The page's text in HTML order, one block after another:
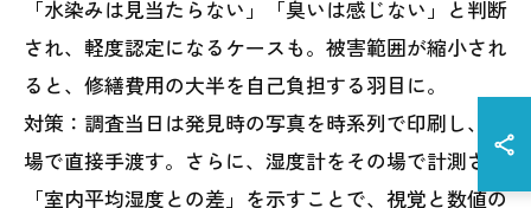
「水染みは見当たらない」「臭いは感じない」と判断
され、軽度認定になるケースも。被害範囲が縮小され
ると、修繕費用の大半を自己負担する羽目に。
対策：調査当日は発見時の写真を時系列で印刷し、現
場で直接手渡す。さらに、湿度計をその場で計測させ
「室内平均湿度との差」を示すことで、視覚と数値の